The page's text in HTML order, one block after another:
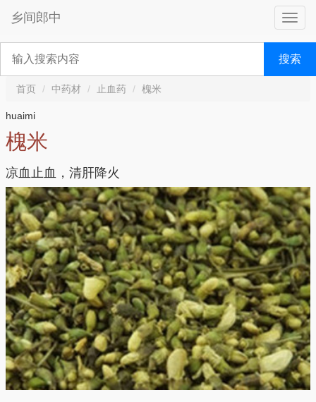
乡间郎中
搜索
首页 中药材 止血药 槐米
huaimi
槐米
凉血止血，清肝降火